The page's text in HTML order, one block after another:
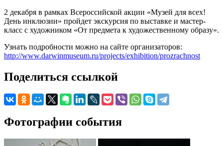
2 декабря в рамках Всероссийской акции «Музей для всех!
День инклюзии» пройдет экскурсия по выставке и мастер-
класс с художником «От предмета к художественному образу».
Узнать подробности можно на сайте организаторов:
http://www.darwinmuseum.ru/projects/exhibition/prozrachnost
Поделиться ссылкой
Фотографии события